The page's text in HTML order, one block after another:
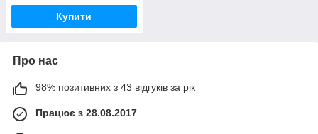
Купити
Про нас
98% позитивних з 43 відгуків за рік
Працює з 28.08.2017